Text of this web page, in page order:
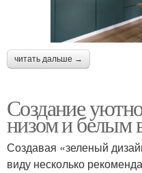
читать дальше →
Создание
низом и белым
Создавая «зеленый
виду несколько